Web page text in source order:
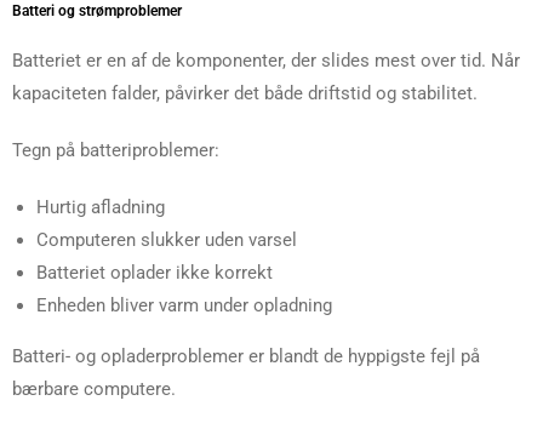
Batteri og strømproblemer
Batteriet er en af de komponenter, der slides mest over tid. Når
kapaciteten falder, påvirker det både driftstid og stabilitet.
Tegn på batteriproblemer:
Hurtig afladning
Computeren slukker uden varsel
Batteriet oplader ikke korrekt
Enheden bliver varm under opladning
Batteri- og opladerproblemer er blandt de hyppigste fejl på
bærbare computere.